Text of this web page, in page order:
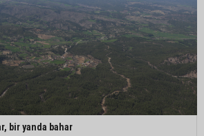
bir yanda bahar